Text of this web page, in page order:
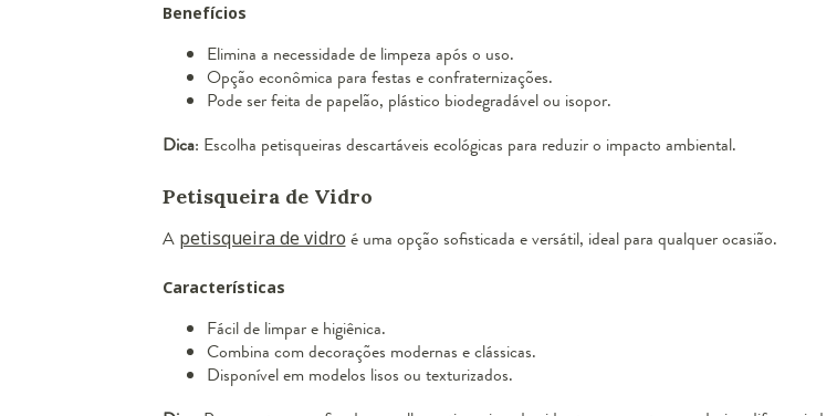
Benefícios
Elimina a necessidade de limpeza após o uso.
Opção econômica para festas e confraternizações.
Pode ser feita de papelão, plástico biodegradável ou isopor.
Dica: Escolha petisqueiras descartáveis ecológicas para reduzir o impacto ambiental.
Petisqueira de Vidro
A petisqueira de vidro é uma opção sofisticada e versátil, ideal para qualquer ocasião.
Características
Fácil de limpar e higiênica.
Combina com decorações modernas e clássicas.
Disponível em modelos lisos ou texturizados.